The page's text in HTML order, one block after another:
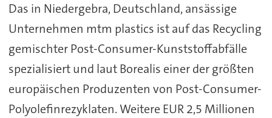
Das in Niedergebra, Deutschland, ansässige
Unternehmen mtm plastics ist auf das Recycling
gemischter Post-Consumer-Kunststoffabfälle
spezialisiert und laut Borealis einer der größten
europäischen Produzenten von Post-Consumer-
Polyolefinrezyklaten. Weitere EUR 2,5 Millionen